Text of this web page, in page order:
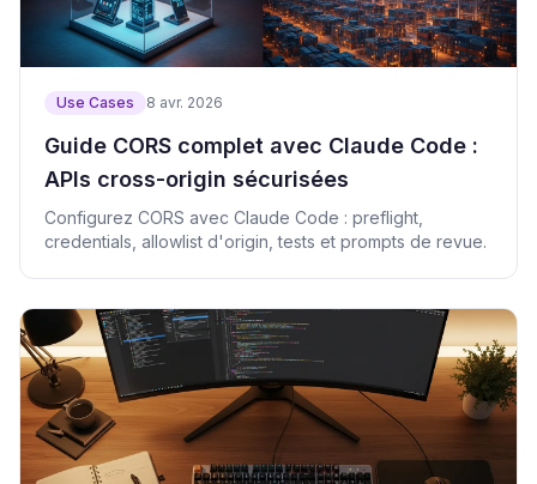
Use Cases 8 avr. 2026
Guide CORS complet avec Claude Code :
APIs cross-origin sécurisées
Configurez CORS avec Claude Code : preflight,
credentials, allowlist d'origin, tests et prompts de revue.